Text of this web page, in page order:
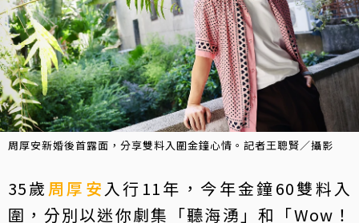
周厚安新婚後首露面，分享雙料入圍金鐘心情。記者王聰賢／攝影
35歲 周厚安 入行11年，今年金鐘60雙料入
圍，分別以迷你劇集「聽海湧」和「Wow！